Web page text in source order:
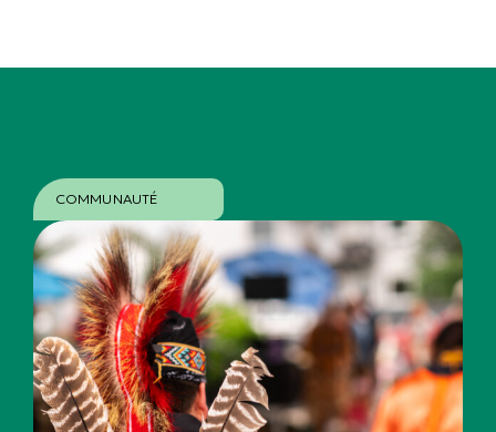
COMMUNAUTÉ